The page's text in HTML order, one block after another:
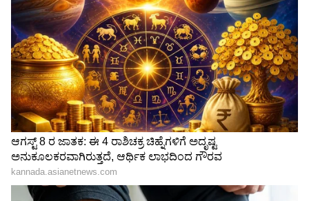
Related Articles
ಮಮ್ಮುಟ್ಟಿ ಯೂಟ್ಯೂಬರ್, ಹಾಗಿದ್ರೆ ಮೋಹನ್‌ಲಾಲ್
ಪಾತ್ರವೇನು? ವೈರಲ್ ಆಯ್ತು ಸೆನ್ಸಾರ್ ಸರ್ಟಿಫಿಕೇಟ್!
Drishyam 3: 'ಪ್ರತಿ ಹುಟ್ಟುಹಬ್ಬಕ್ಕೂ ಸಿನಿಮಾ ರಿಲೀಸ್
ಮಾಡೋಕಾಗಲ್ಲ, ಇದು ಸ್ಪೆಷಲ್': ಮೋಹನ್‌ಲಾಲ್
3
4